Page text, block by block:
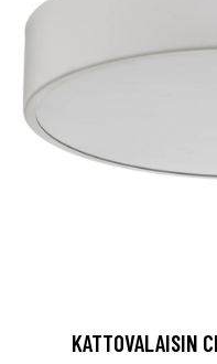
KATTOVALAISIN